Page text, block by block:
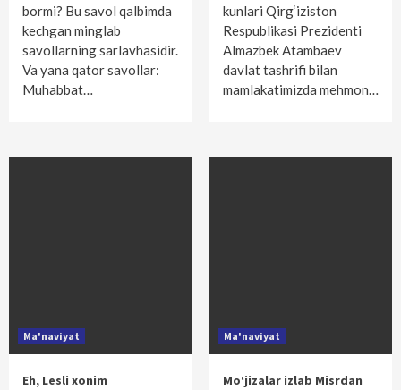
bormi? Bu savol qalbimda
kechgan minglab
savollarning sarlavhasidir.
Va yana qator savollar:
Muhabbat…
kunlari Qirg‘iziston
Respublikasi Prezidenti
Almazbek Atambaev
davlat tashrifi bilan
mamlakatimizda mehmon…
Ma'naviyat
Eh, Lesli xonim
Ma'naviyat
Mo‘jizalar izlab Misrdan